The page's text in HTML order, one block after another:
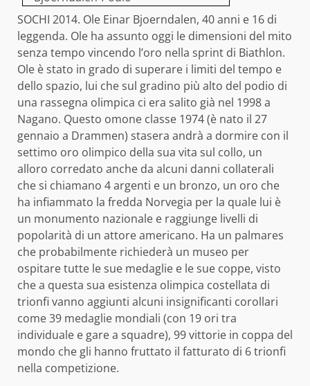
SOCHI 2014. Ole Einar Bjoerndalen, 40 anni e 16 di
leggenda. Ole ha assunto oggi le dimensioni del mito
senza tempo vincendo l’oro nella sprint di Biathlon.
Ole è stato in grado di superare i limiti del tempo e
dello spazio, lui che sul gradino più alto del podio di
una rassegna olimpica ci era salito già nel 1998 a
Nagano. Questo omone classe 1974 (è nato il 27
gennaio a Drammen) stasera andrà a dormire con il
settimo oro olimpico della sua vita sul collo, un
alloro corredato anche da alcuni danni collaterali
che si chiamano 4 argenti e un bronzo, un oro che
ha infiammato la fredda Norvegia per la quale lui è
un monumento nazionale e raggiunge livelli di
popolarità di un attore americano. Ha un palmares
che probabilmente richiederà un museo per
ospitare tutte le sue medaglie e le sue coppe, visto
che a questa sua esistenza olimpica costellata di
trionfi vanno aggiunti alcuni insignificanti corollari
come 39 medaglie mondiali (con 19 ori tra
individuale e gare a squadre), 99 vittorie in coppa del
mondo che gli hanno fruttato il fatturato di 6 trionfi
nella competizione.